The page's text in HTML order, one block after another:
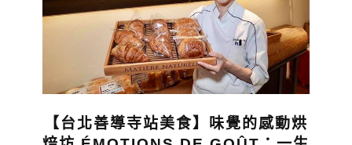
【台北善導寺站美食】味覺的感動烘